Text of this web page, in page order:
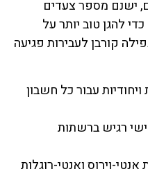
ישנם מספר צעדים
להגן טוב יותר על
קורבן לעבירות פגיעה
עבור כל חשבון
רגיש ברשתות
וירוס ואנטי-רוגלות